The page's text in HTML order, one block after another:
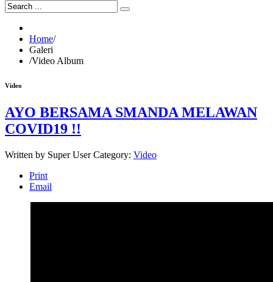
Home/
Galeri
/Video Album
Video
AYO BERSAMA SMANDA MELAWAN
COVID19 !!
Written by Super User Category: Video
Print
Email